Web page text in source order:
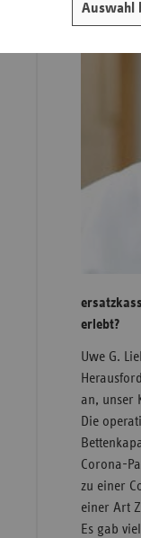
Auswahl
erlebt?
Uwe G.
an, unser
Die
Corona-
zu einer
einer Art
Es gab